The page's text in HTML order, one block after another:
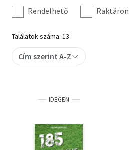
Irodalom
Művészet
Szakkönyv
Tankönyv, segédkönyv
Társadalomtudomány
Természettudomány
szűrés
Rendelhető
Raktáron
Találatok száma: 13
Cím szerint A-Z
IDEGEN